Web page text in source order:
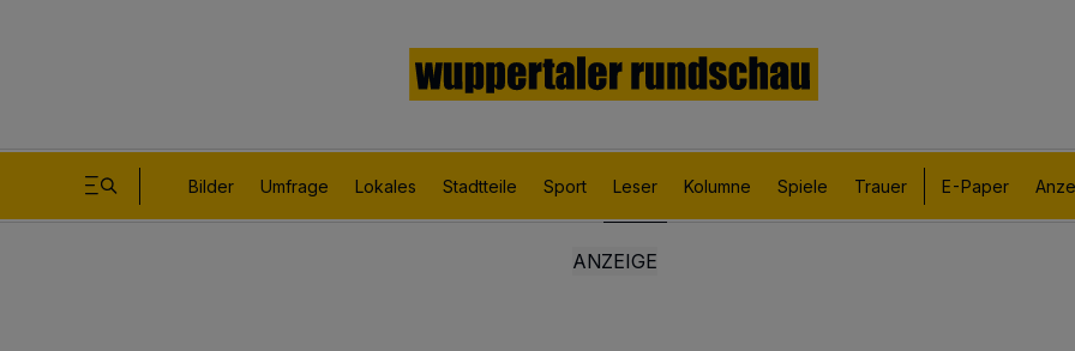
Bilder Umfrage Lokales Stadtteile Sport Leser Kolumne Spiele Trauer E-Paper